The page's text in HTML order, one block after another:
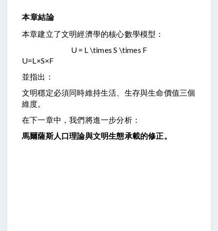
本章結論
本章建立了文明經濟學的核心數學模型：
U = L \times S \times F
U=L×S×F
並指出：
文明穩定必須同時維持生活、生存與生命價值三個
維度。
在下一章中，我們將進一步分析：
馬爾薩斯人口理論與文明生態承載的修正。